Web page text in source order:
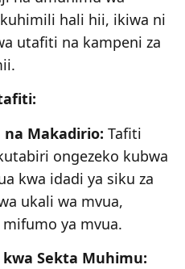
hali hii, ikiwa ni
utafiti na kampeni za
na Makadirio: Tafiti
ongezeko kubwa
kwa idadi ya siku za
ukali wa mvua,
ya mvua.
Sekta Muhimu: